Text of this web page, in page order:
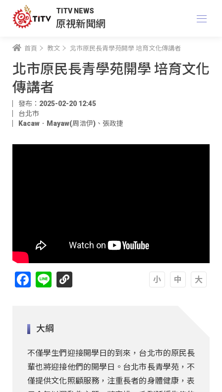
TITV NEWS
原視新聞網
首頁 教文 北市原民長青學苑開學 培育文化傳講者
北市原民長青學苑開學 培育文化
傳講者
發布：2025-02-20 12:45
台北市
Kacaw．Mayaw(周浩伊) 、 張政捷
Facebook
Line
大綱
不僅學生們迎接開學日的到來，台北市的原民長
輩也將迎接他們的開學日。台北市長青學苑，不
僅提供文化照顧服務，注重長者的身體健康，表